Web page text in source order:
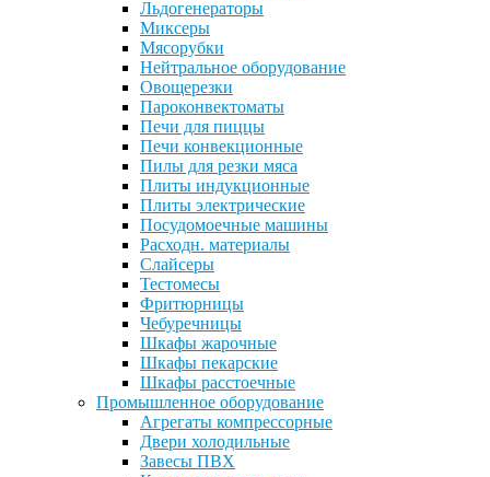
Льдогенераторы
Миксеры
Мясорубки
Нейтральное оборудование
Овощерезки
Пароконвектоматы
Печи для пиццы
Печи конвекционные
Пилы для резки мяса
Плиты индукционные
Плиты электрические
Посудомоечные машины
Расходн. материалы
Слайсеры
Тестомесы
Фритюрницы
Чебуречницы
Шкафы жарочные
Шкафы пекарские
Шкафы расстоечные
Промышленное оборудование
Агрегаты компрессорные
Двери холодильные
Завесы ПВХ